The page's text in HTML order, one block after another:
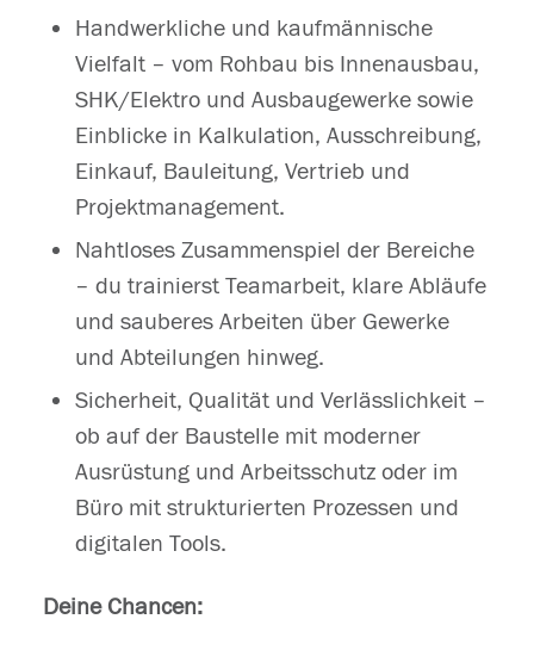
Handwerkliche und kaufmännische
Vielfalt – vom Rohbau bis Innenausbau,
SHK/Elektro und Ausbaugewerke sowie
Einblicke in Kalkulation, Ausschreibung,
Einkauf, Bauleitung, Vertrieb und
Projektmanagement.
Nahtloses Zusammenspiel der Bereiche
– du trainierst Teamarbeit, klare Abläufe
und sauberes Arbeiten über Gewerke
und Abteilungen hinweg.
Sicherheit, Qualität und Verlässlichkeit –
ob auf der Baustelle mit moderner
Ausrüstung und Arbeitsschutz oder im
Büro mit strukturierten Prozessen und
digitalen Tools.
Deine Chancen: